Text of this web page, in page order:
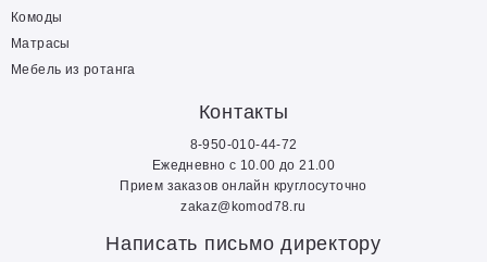
Комоды
Матрасы
Мебель из ротанга
Контакты
8-950-010-44-72
Ежедневно с 10.00 до 21.00
Прием заказов онлайн круглосуточно
zakaz@komod78.ru
Написать письмо директору